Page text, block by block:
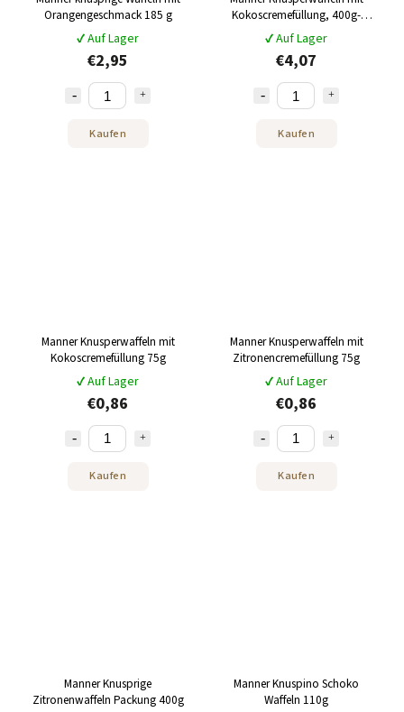
Orangengeschmack 185 g
✔ Auf Lager
€2,95
Kaufen
Kokoscremefüllung, 400g-
Packung
✔ Auf Lager
€4,07
Kaufen
Manner Knusperwaffeln mit
Kokoscremefüllung 75g
✔ Auf Lager
€0,86
Kaufen
Manner Knusperwaffeln mit
Zitronencremefüllung 75g
✔ Auf Lager
€0,86
Kaufen
Manner Knusprige
Zitronenwaffeln Packung 400g
Manner Knuspino Schoko
Waffeln 110g